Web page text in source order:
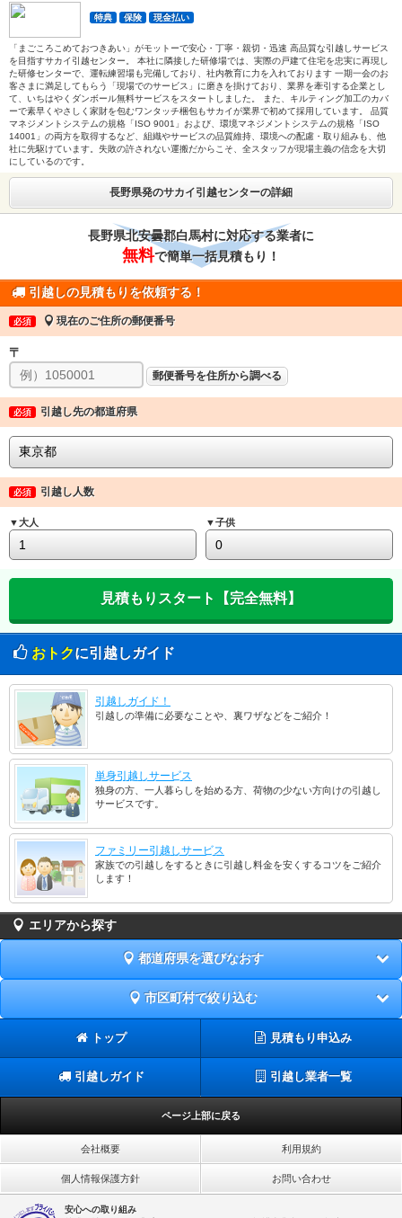
特典 保険 現金払い
「まごころこめておつきあい」がモットーで安心・丁寧・親切・迅速 高品質な引越しサービス
を目指すサカイ引越センター。 本社に隣接した研修場では、実際の戸建て住宅を忠実に再現し
た研修センターで、運転練習場も完備しており、社内教育に力を入れております 一期一会のお
客さまに満足してもらう「現場でのサービス」に磨きを掛けており、業界を牽引する企業とし
て、いちはやくダンボール無料サービスをスタートしました。 また、キルティング加工のカバ
ーで素早くやさしく家財を包むワンタッチ梱包もサカイが業界で初めて採用しています。 品質
マネジメントシステムの規格「ISO 9001」および、環境マネジメントシステムの規格「ISO
14001」の両方を取得するなど、組織やサービスの品質維持、環境への配慮・取り組みも、他
社に先駆けています。失敗の許されない運搬だからこそ、全スタッフが現場主義の信念を大切
にしているのです。
長野県発のサカイ引越センターの詳細
長野県北安曇郡白馬村に対応する業者に
無料で簡単一括見積もり！
引越しの見積もりを依頼する！
必須 現在のご住所の郵便番号
〒
郵便番号を住所から調べる
必須 引越し先の都道府県
必須 引越し人数
▼大人 ▼子供
おトクに引越しガイド
引越しガイド！
引越しの準備に必要なことや、裏ワザなどをご紹介！
単身引越しサービス
独身の方、一人暮らしを始める方、荷物の少ない方向けの引越し
サービスです。
ファミリー引越しサービス
家族での引越しをするときに引越し料金を安くするコツをご紹介
します！
エリアから探す
都道府県を選びなおす
市区町村で絞り込む
トップ 見積もり申込み
引越しガイド 引越し業者一覧
ページ上部に戻る
会社概要 利用規約
個人情報保護方針 お問い合わせ
安心への取り組み